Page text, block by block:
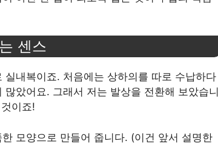
센스
내복이죠. 처음에는 상하의를 따로 수납하다
았어요. 그래서 저는 발상을 전환해 보았습니
이죠!
모양으로 만들어 줍니다. (이건 앞서 설명한